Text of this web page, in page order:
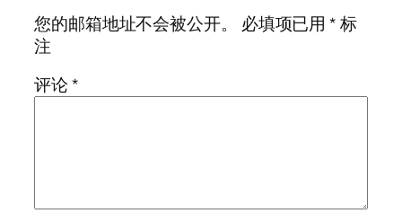
您的邮箱地址不会被公开。
必填项已用*标
注
评论*